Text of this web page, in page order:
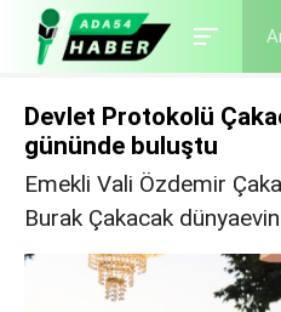
Devlet Protokolü
gününde buluştu
Emekli Vali Özdemir
Burak Çakacak